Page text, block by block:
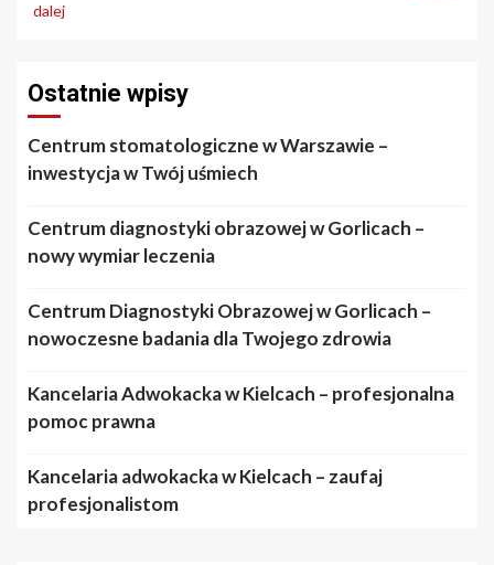
dalej
Ostatnie wpisy
Centrum stomatologiczne w Warszawie –
inwestycja w Twój uśmiech
Centrum diagnostyki obrazowej w Gorlicach –
nowy wymiar leczenia
Centrum Diagnostyki Obrazowej w Gorlicach –
nowoczesne badania dla Twojego zdrowia
Kancelaria Adwokacka w Kielcach – profesjonalna
pomoc prawna
Kancelaria adwokacka w Kielcach – zaufaj
profesjonalistom